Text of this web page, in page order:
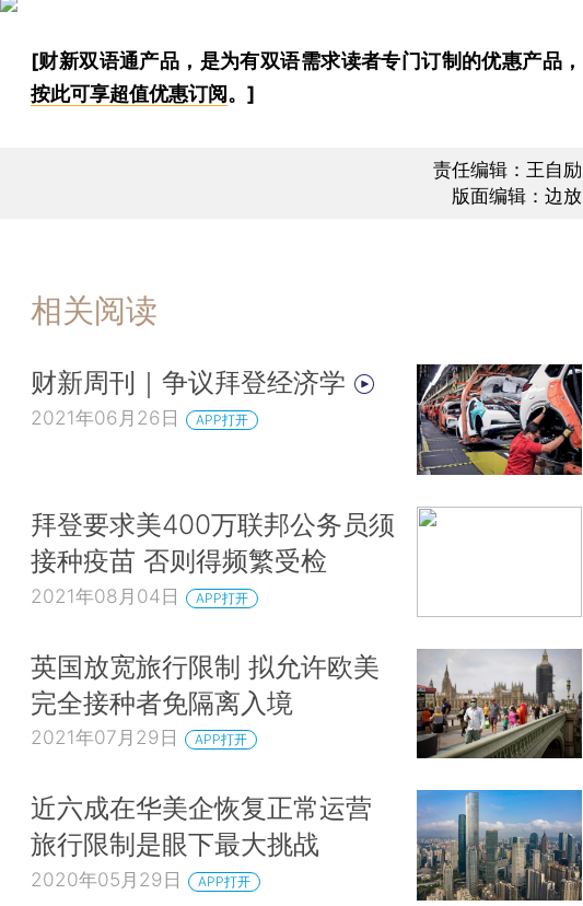
[财新双语通产品，是为有双语需求读者专门订制的优惠产品，
按此可享超值优惠订阅。]
责任编辑：王自励
版面编辑：边放
相关阅读
财新周刊｜争议拜登经济学
2021年06月26日 APP打开
拜登要求美400万联邦公务员须
接种疫苗 否则得频繁受检
2021年08月04日 APP打开
英国放宽旅行限制 拟允许欧美
完全接种者免隔离入境
2021年07月29日 APP打开
近六成在华美企恢复正常运营
旅行限制是眼下最大挑战
2020年05月29日 APP打开